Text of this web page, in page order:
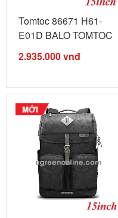
Tomtoc 86671 H61-
E01D BALO TOMTOC
PREMIUM URBAN ...
2.935.000vnđ